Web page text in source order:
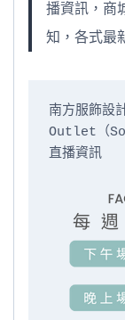
播資訊，商
知，各式最
南方服飾設
Outlet（
直播資訊